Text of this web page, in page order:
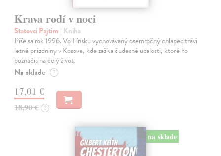
Krava rodí v noci
Statovci Pajtim | Kniha
Píše sa rok 1996. Vo Fínsku vychovávaný osemročný chlapec trávi
letné prázdniny v Kosove, kde zažíva čudesné udalosti, ktoré ho
poznačia na celý život.
Na sklade ?
17,01 €
18,90 € ?
na sklade